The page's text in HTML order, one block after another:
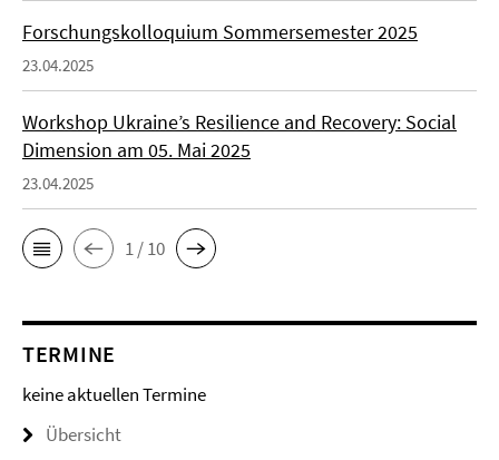
Forschungskolloquium Sommersemester 2025
23.04.2025
Workshop Ukraine’s Resilience and Recovery: Social
Dimension am 05. Mai 2025
23.04.2025
1 / 10
TERMINE
keine aktuellen Termine
Übersicht